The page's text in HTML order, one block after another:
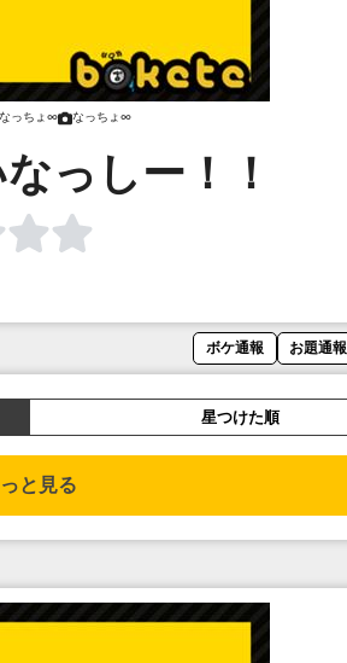
なっちょ∞ なっちょ∞
っしー！！
ボケ通報 お題通報
星つけた順
と見る